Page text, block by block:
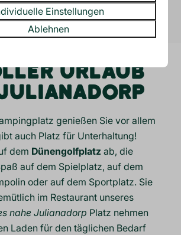
weitere Bilder wischen →
URLAUB
genießen Sie vor allem
auch Platz für Unterhaltung!
dem Dünengolfplatz ab, die
auf dem Spielplatz, auf dem
oder auf dem Sportplatz. Sie
im Restaurant unseres
nahe Julianadorp Platz nehmen
Laden für den täglichen Bedarf
Einstellungen
Ablehnen